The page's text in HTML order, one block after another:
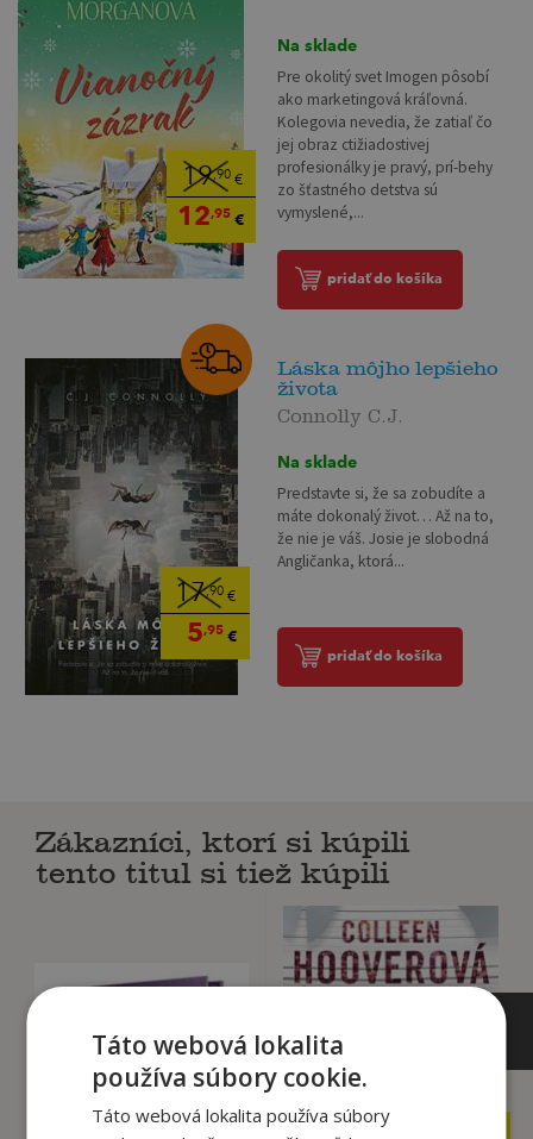
19,90€
12,95€
Na sklade
Pre okolitý svet Imogen pôsobí
ako marketingová kráľovná.
Kolegovia nevedia, že zatiaľ čo
jej obraz ctižiadostivej
profesionálky je pravý, prí-behy
zo šťastného detstva sú
vymyslené,...
pridať do košíka
17,90 €
5,95 €
Láska môjho lepšieho
života
Connolly C.J.
Na sklade
Predstavte si, že sa zobudíte a
máte dokonalý život… Až na to,
že nie je váš. Josie je slobodná
Angličanka, ktorá...
pridať do košíka
Zákazníci, ktorí si kúpili
tento titul si tiež kúpili
Táto webová lokalita
používa súbory cookie.
Táto webová lokalita používa súbory